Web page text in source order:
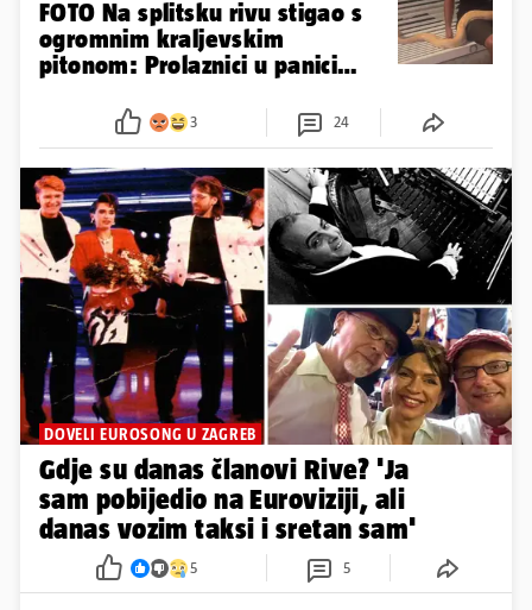
FOTO Na splitsku rivu stigao s
ogromnim kraljevskim
pitonom: Prolaznici u panici
3 24
DOVELI EUROSONG U ZAGREB
Gdje su danas članovi Rive? 'Ja
sam pobijedio na Euroviziji, ali
danas vozim taksi i sretan sam'
5 5